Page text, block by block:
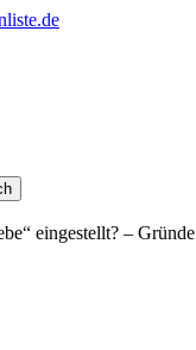
eingestellt? – Gründe